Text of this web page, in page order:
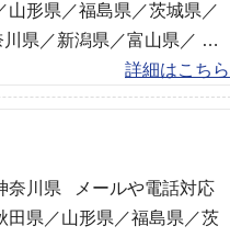
山形県／福島県／茨城県／
県／新潟県／富山県／ …
詳細はこちら
奈川県 メールや電話対応
田県／山形県／福島県／茨